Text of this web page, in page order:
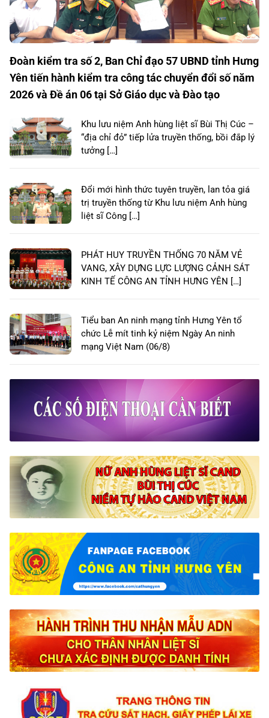
Đoàn kiểm tra số 2, Ban Chỉ đạo 57 UBND tỉnh Hưng
Yên tiến hành kiểm tra công tác chuyển đổi số năm
2026 và Đề án 06 tại Sở Giáo dục và Đào tạo
Khu lưu niệm Anh hùng liệt sĩ Bùi Thị Cúc –
“địa chỉ đỏ” tiếp lửa truyền thống, bồi đắp lý
tưởng […]
Đổi mới hình thức tuyên truyền, lan tỏa giá
trị truyền thống từ Khu lưu niệm Anh hùng
liệt sĩ Công […]
PHÁT HUY TRUYỀN THỐNG 70 NĂM VẺ
VANG, XÂY DỰNG LỰC LƯỢNG CẢNH SÁT
KINH TẾ CÔNG AN TỈNH HƯNG YÊN […]
Tiểu ban An ninh mạng tỉnh Hưng Yên tổ
chức Lễ mít tinh kỷ niệm Ngày An ninh
mạng Việt Nam (06/8)